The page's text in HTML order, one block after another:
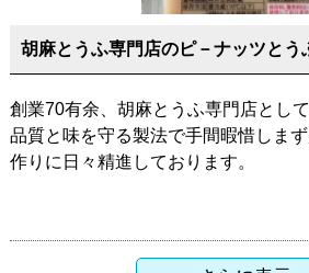
胡麻とうふ専門店のピ－ナッツとう
創業70有余、胡麻とうふ専門店とし
品質と味を守る製法で手間暇惜しま
作りに日々精進しております。